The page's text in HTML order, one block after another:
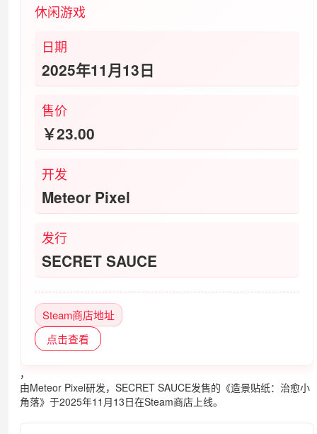
休闲‎游戏
日期
2025年11月13日
售价
￥23.00
开发
Meteor Pixel
发行
SECRET SAUCE
Steam商店地址
点击查看
，
由Meteor Pixel研发，SECRET SAUCE发售的《造景贴纸：治愈小
角落》于2025年11月13日在Steam商店上线。